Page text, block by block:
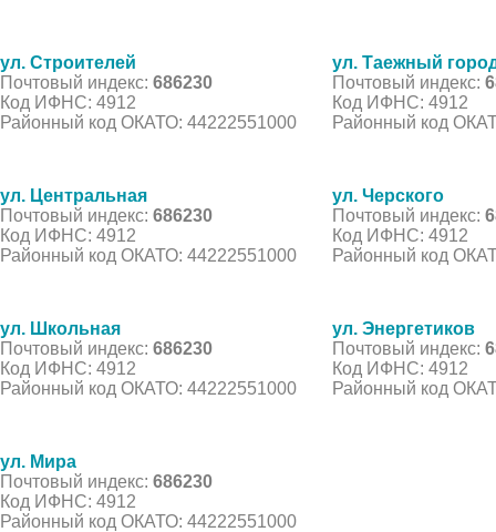
ул. Строителей
Почтовый индекс: 686230
Код ИФНС: 4912
Районный код ОКАТО: 44222551000
ул. Таежный
Почтовый индекс:
Код ИФНС: 4912
Районный код
ул. Центральная
Почтовый индекс: 686230
Код ИФНС: 4912
Районный код ОКАТО: 44222551000
ул. Черского
Почтовый индекс:
Код ИФНС: 4912
Районный код
ул. Школьная
Почтовый индекс: 686230
Код ИФНС: 4912
Районный код ОКАТО: 44222551000
ул. Энергетиков
Почтовый индекс:
Код ИФНС: 4912
Районный код
ул. Мира
Почтовый индекс: 686230
Код ИФНС: 4912
Районный код ОКАТО: 44222551000